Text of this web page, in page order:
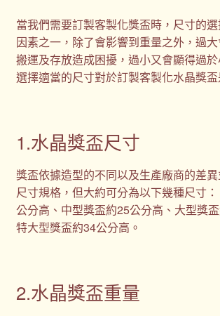
當我們需要訂製客製化獎盃時，尺寸的
因素之一，除了會影響到重量之外，過
搬運及存放造成困擾，過小又會顯得過
選擇適當的尺寸對於訂製客製化水晶獎盃
1.水晶獎盃尺寸
獎盃依據造型的不同以及生產廠商的差
尺寸規格，但大約可分為以下幾種尺寸
公分高、中型獎盃約25公分高、大型獎
特大型獎盃約34公分高。
2.水晶獎盃重量